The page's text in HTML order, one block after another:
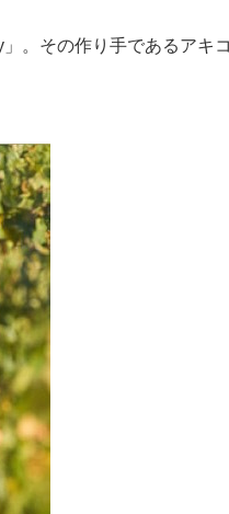
。その作り手であるアキ